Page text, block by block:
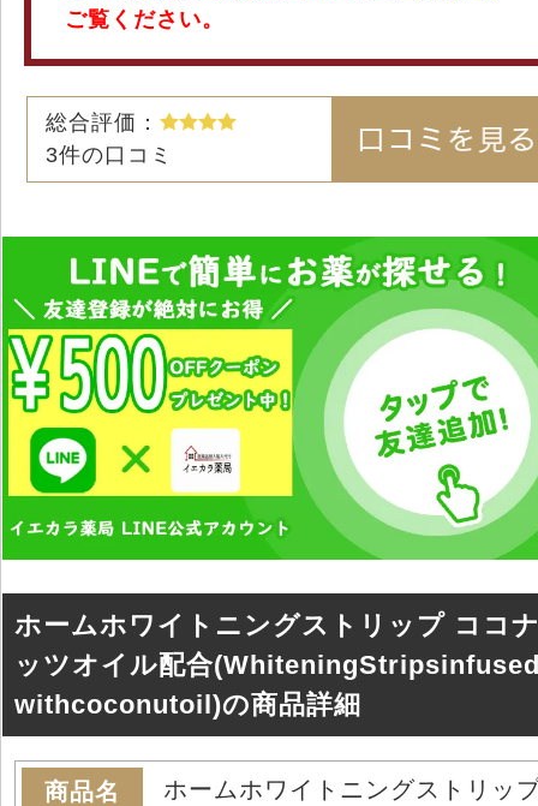
ご覧ください。
総合評価：
3件の口コミ
ホームホワイトニングストリップ ココ
ッツオイル配合
withcoconutoil)の商品詳細
商品名
ホームホワイトニングストリッ